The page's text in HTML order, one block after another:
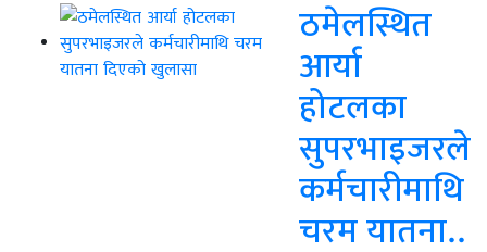
ठमेलस्थित
आर्या
होटलका
सुपरभाइजरले
कर्मचारीमाथि
चरम यातना..